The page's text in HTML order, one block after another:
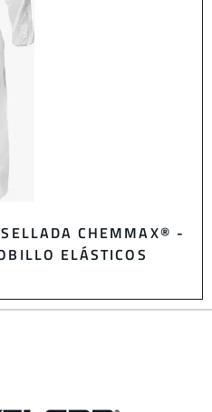
CHEMMAX® -
ELÁSTICOS